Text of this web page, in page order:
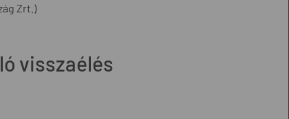
Zrt.)
visszaélés